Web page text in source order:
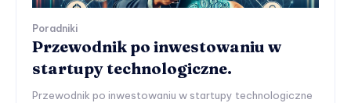
Poradniki
Przewodnik po inwestowaniu w
startupy technologiczne.
Przewodnik po inwestowaniu w startupy technologiczne